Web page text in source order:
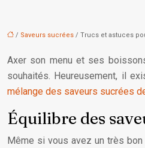
/ Saveurs sucrées / Trucs et astuces
Axer son menu et ses
souhaités. Heureusement, il
mélange des saveurs sucrées
Équilibre des
Même si vous avez un très